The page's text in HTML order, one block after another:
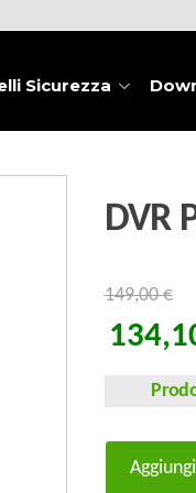
Sicurezza
DVR
149,00€